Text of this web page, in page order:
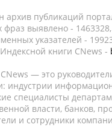
архив публикаций
выявлено -
указателей -
книги CNews -
— это
индустрии
специалисты
власти, банков,
и сотрудники